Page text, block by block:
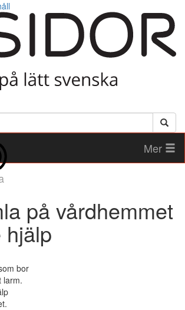
Mer
på vårdhemmet
hjälp
bor
larm.